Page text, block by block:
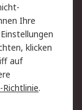
Ihre
klicken
auf
Richtlinie.